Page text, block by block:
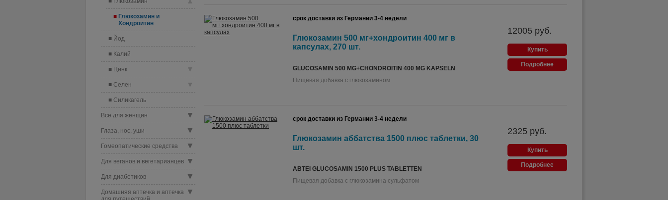
срок доставки из Германии 3-4 недели
Глюкозамин 500 мг+хондроитин 400 мг в
капсулах, 270 шт.
GLUCOSAMIN 500 MG+CHONDROITIN 400 MG KAPSELN
Пищевая добавка с глюкозамином
12005 руб.
Купить
Подробнее
срок доставки из Германии 3-4 недели
Глюкозамин аббатства 1500 плюс таблетки, 30
шт.
ABTEI GLUCOSAMIN 1500 PLUS TABLETTEN
Пищевая добавка с глюкозамина сульфатом
2325 руб.
Купить
Подробнее
Глюкозамин и
Хондроитин
Йод
Калий
▼
Цинк
▼
Селен
Силикагель
▼
Все для женщин
▼
Глаза, нос, уши
▼
Гомеопатические средства
▼
Для веганов и вегетарианцев
▼
Для диабетиков
▼
Домашняя аптечка и аптечка